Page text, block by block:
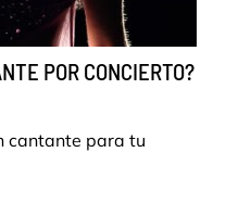
POR CONCIERTO?
cantante para tu